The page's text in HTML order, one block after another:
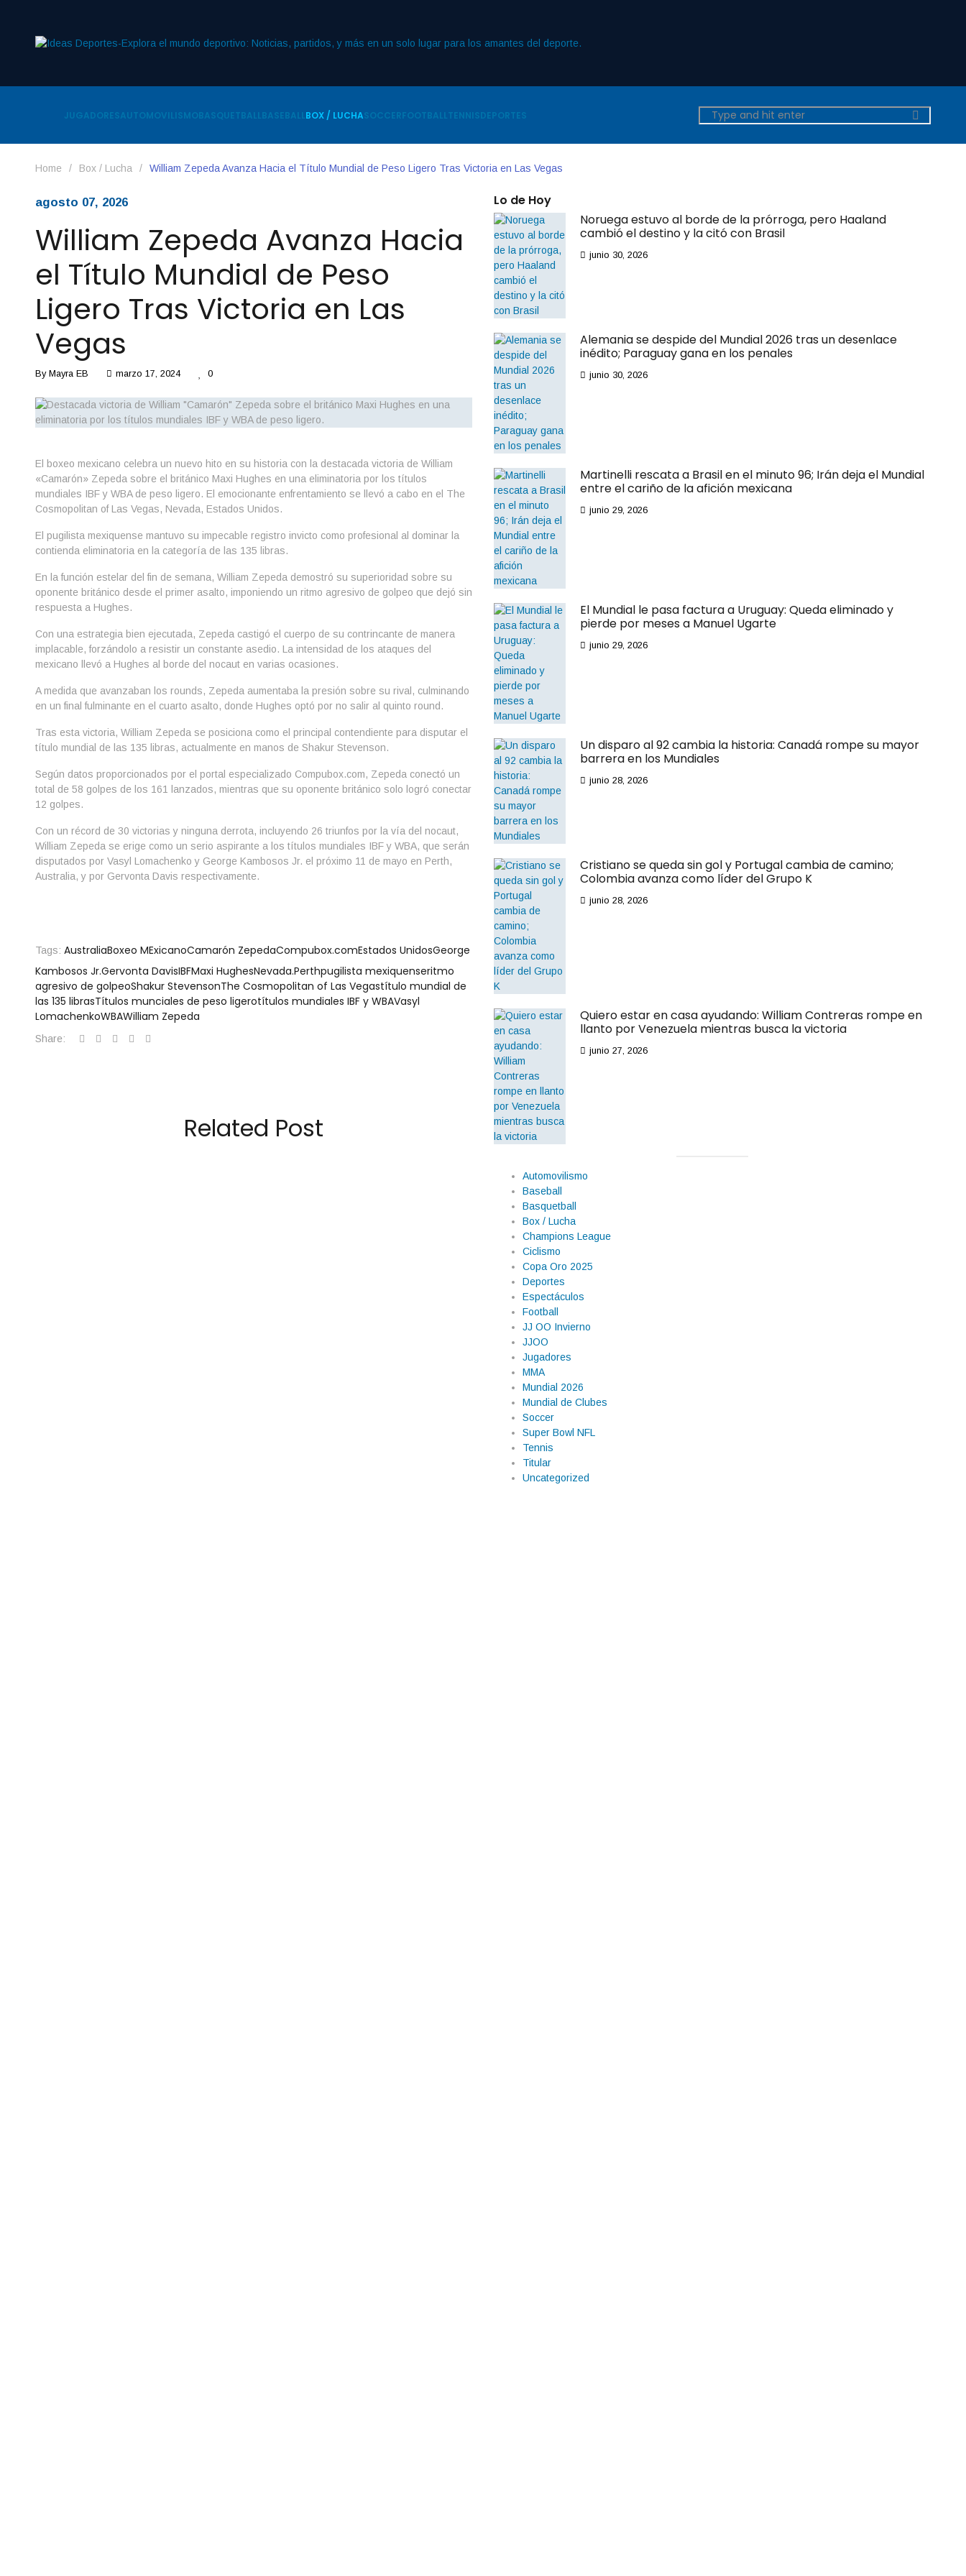
JUGADORESAUTOMOVILISMOBASQUETBALLBASEBALLBOX / LUCHASOCCERFOOTBALLTENNISDEPORTES
Home / Box / Lucha / William Zepeda Avanza Hacia el Título Mundial de Peso Ligero Tras Victoria en Las Vegas
agosto 07, 2026
William Zepeda Avanza Hacia
el Título Mundial de Peso
Ligero Tras Victoria en Las
Vegas
By Mayra EB marzo 17, 2024 0
El boxeo mexicano celebra un nuevo hito en su historia con la destacada victoria de William
«Camarón» Zepeda sobre el británico Maxi Hughes en una eliminatoria por los títulos
mundiales IBF y WBA de peso ligero. El emocionante enfrentamiento se llevó a cabo en el The
Cosmopolitan of Las Vegas, Nevada, Estados Unidos.
El pugilista mexiquense mantuvo su impecable registro invicto como profesional al dominar la
contienda eliminatoria en la categoría de las 135 libras.
En la función estelar del fin de semana, William Zepeda demostró su superioridad sobre su
oponente británico desde el primer asalto, imponiendo un ritmo agresivo de golpeo que dejó sin
respuesta a Hughes.
Con una estrategia bien ejecutada, Zepeda castigó el cuerpo de su contrincante de manera
implacable, forzándolo a resistir un constante asedio. La intensidad de los ataques del
mexicano llevó a Hughes al borde del nocaut en varias ocasiones.
A medida que avanzaban los rounds, Zepeda aumentaba la presión sobre su rival, culminando
en un final fulminante en el cuarto asalto, donde Hughes optó por no salir al quinto round.
Tras esta victoria, William Zepeda se posiciona como el principal contendiente para disputar el
título mundial de las 135 libras, actualmente en manos de Shakur Stevenson.
Según datos proporcionados por el portal especializado Compubox.com, Zepeda conectó un
total de 58 golpes de los 161 lanzados, mientras que su oponente británico solo logró conectar
12 golpes.
Con un récord de 30 victorias y ninguna derrota, incluyendo 26 triunfos por la vía del nocaut,
William Zepeda se erige como un serio aspirante a los títulos mundiales IBF y WBA, que serán
disputados por Vasyl Lomachenko y George Kambosos Jr. el próximo 11 de mayo en Perth,
Australia, y por Gervonta Davis respectivamente.
Tags: AustraliaBoxeo MExicanoCamarón ZepedaCompubox.comEstados UnidosGeorge
Kambosos Jr.Gervonta DavisIBFMaxi HughesNevada.Perthpugilista mexiquenseritmo
agresivo de golpeoShakur StevensonThe Cosmopolitan of Las Vegastítulo mundial de
las 135 librasTítulos munciales de peso ligerotítulos mundiales IBF y WBAVasyl
LomachenkoWBAWilliam Zepeda
Share:
Related Post
Lo de Hoy
Noruega estuvo al borde de la prórroga, pero Haaland
cambió el destino y la citó con Brasil
junio 30, 2026
Alemania se despide del Mundial 2026 tras un desenlace
inédito; Paraguay gana en los penales
junio 30, 2026
Martinelli rescata a Brasil en el minuto 96; Irán deja el Mundial
entre el cariño de la afición mexicana
junio 29, 2026
El Mundial le pasa factura a Uruguay: Queda eliminado y
pierde por meses a Manuel Ugarte
junio 29, 2026
Un disparo al 92 cambia la historia: Canadá rompe su mayor
barrera en los Mundiales
junio 28, 2026
Cristiano se queda sin gol y Portugal cambia de camino;
Colombia avanza como líder del Grupo K
junio 28, 2026
Quiero estar en casa ayudando: William Contreras rompe en
llanto por Venezuela mientras busca la victoria
junio 27, 2026
Automovilismo
Baseball
Basquetball
Box / Lucha
Champions League
Ciclismo
Copa Oro 2025
Deportes
Espectáculos
Football
JJ OO Invierno
JJOO
Jugadores
MMA
Mundial 2026
Mundial de Clubes
Soccer
Super Bowl NFL
Tennis
Titular
Uncategorized